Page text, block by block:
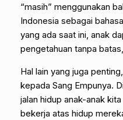
“masih” menggunakan
Indonesia sebagai
yang ada saat ini, anak
pengetahuan tanpa
Hal lain yang juga
kepada Sang Empunya.
jalan hidup anak-anak
bekerja atas hidup